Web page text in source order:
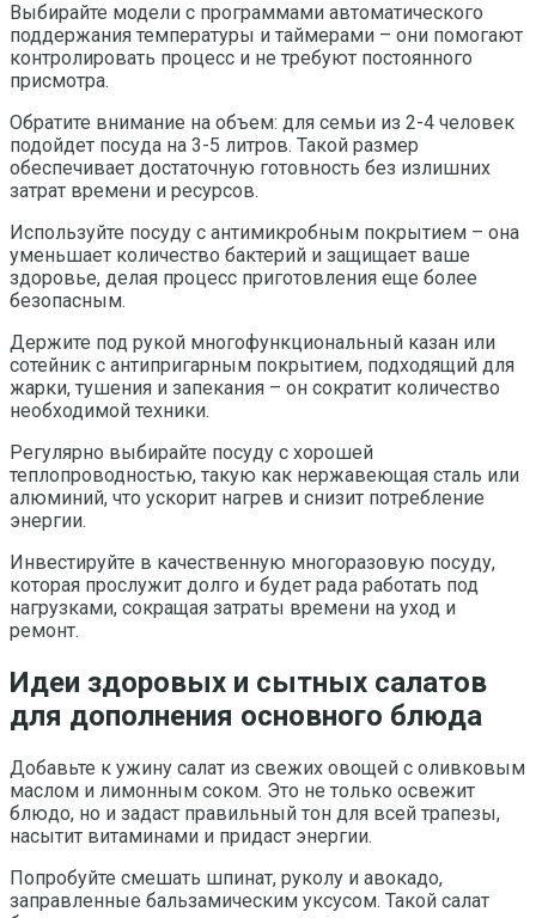
Выбирайте модели с программами автоматического
поддержания температуры и таймерами – они помогают
контролировать процесс и не требуют постоянного
присмотра.
Обратите внимание на объем: для семьи из 2-4 человек
подойдет посуда на 3-5 литров. Такой размер
обеспечивает достаточную готовность без излишних
затрат времени и ресурсов.
Используйте посуду с антимикробным покрытием – она
уменьшает количество бактерий и защищает ваше
здоровье, делая процесс приготовления еще более
безопасным.
Держите под рукой многофункциональный казан или
сотейник с антипригарным покрытием, подходящий для
жарки, тушения и запекания – он сократит количество
необходимой техники.
Регулярно выбирайте посуду с хорошей
теплопроводностью, такую как нержавеющая сталь или
алюминий, что ускорит нагрев и снизит потребление
энергии.
Инвестируйте в качественную многоразовую посуду,
которая прослужит долго и будет рада работать под
нагрузками, сокращая затраты времени на уход и
ремонт.
Идеи здоровых и сытных салатов
для дополнения основного блюда
Добавьте к ужину салат из свежих овощей с оливковым
маслом и лимонным соком. Это не только освежит
блюдо, но и задаст правильный тон для всей трапезы,
насытит витаминами и придаст энергии.
Попробуйте смешать шпинат, руколу и авокадо,
заправленные бальзамическим уксусом. Такой салат